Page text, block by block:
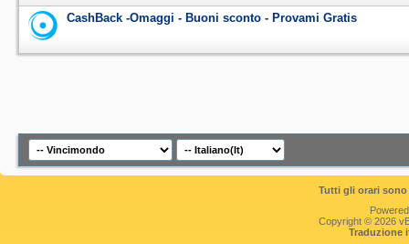
CashBack -Omaggi - Buoni sconto - Provami Gratis
Tutti gli orari
Copyright © 2026
Traduzione